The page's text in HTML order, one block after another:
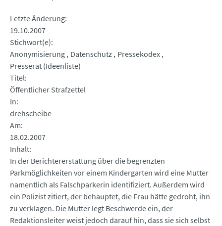
Letzte Änderung
19.10.2007
Stichwort(e)
Anonymisierung Datenschutz Pressekodex
Presserat (Ideenliste)
Titel
Öffentlicher Strafzettel
In
drehscheibe
Am
18.02.2007
Inhalt
In der Berichtererstattung über die begrenzten
Parkmöglichkeiten vor einem Kindergarten wird eine Mutter
namentlich als Falschparkerin identifiziert. Außerdem wird
ein Polizist zitiert, der behauptet, die Frau hätte gedroht, ihn
zu verklagen. Die Mutter legt Beschwerde ein, der
Redaktionsleiter weist jedoch darauf hin, dass sie sich selbst